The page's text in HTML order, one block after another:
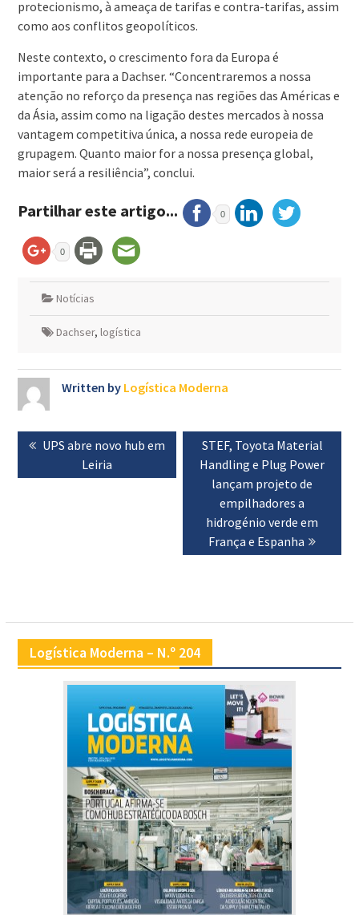
protecionismo, à ameaça de tarifas e contra-tarifas, assim
como aos conflitos geopolíticos.
Neste contexto, o crescimento fora da Europa é
importante para a Dachser. “Concentraremos a nossa
atenção no reforço da presença nas regiões das Américas e
da Ásia, assim como na ligação destes mercados à nossa
vantagem competitiva única, a nossa rede europeia de
grupagem. Quanto maior for a nossa presença global,
maior será a resiliência”, conclui.
Partilhar este artigo... 0
0
Notícias
Dachser, logística
Written by Logística Moderna
Navegação
de
artigos
Previous
UPS abre novo hub em
Leiria
Next
post:
STEF, Toyota Material
Handling e Plug Power
lançam projeto de
empilhadores a
hidrogénio verde em
França e Espanha
Logística Moderna – N.º 204